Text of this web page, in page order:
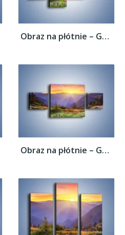
Obraz na płótnie – Góry o zachodzie słońca...
Obraz na płótnie – Góry o zachodzie słońca...